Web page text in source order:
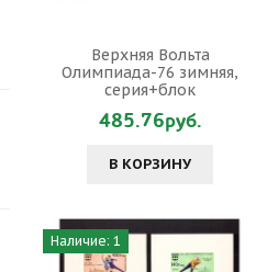
Верхняя Вольта
Олимпиада-76 зимняя,
серия+блок
485.76руб.
В КОРЗИНУ
Наличие: 1